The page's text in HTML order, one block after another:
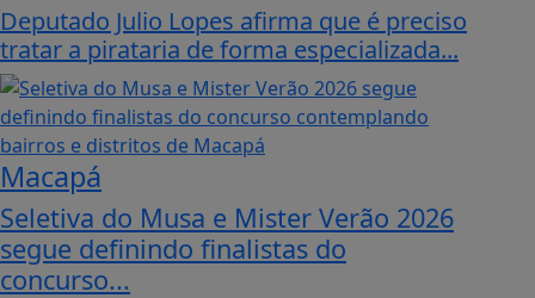
Deputado Julio Lopes afirma que é preciso
tratar a pirataria de forma especializada...
Macapá
Seletiva do Musa e Mister Verão 2026
segue definindo finalistas do
concurso...